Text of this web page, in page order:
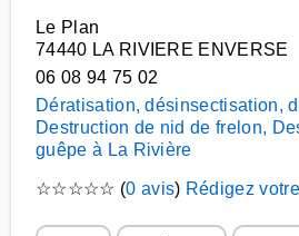
Le Plan
74440 LA RIVIERE ENVERSE
06 08 94 75 02
Dératisation, désinsectisation,
Destruction de nid de frelon,
guêpe à La Rivière
☆☆☆☆☆ (0 avis) Rédigez